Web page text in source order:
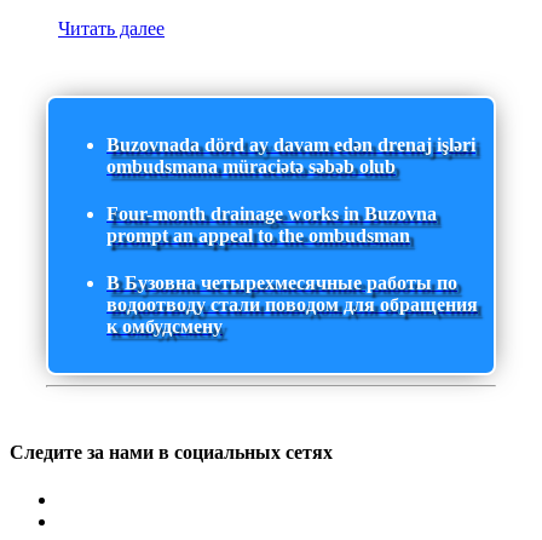
Читать далее
Buzovnada dörd ay davam edən drenaj işləri
ombudsmana müraciətə səbəb olub
Four-month drainage works in Buzovna
prompt an appeal to the ombudsman
В Бузовна четырехмесячные работы по
водоотводу стали поводом для обращения
к омбудсмену
Следите за нами в социальных сетях